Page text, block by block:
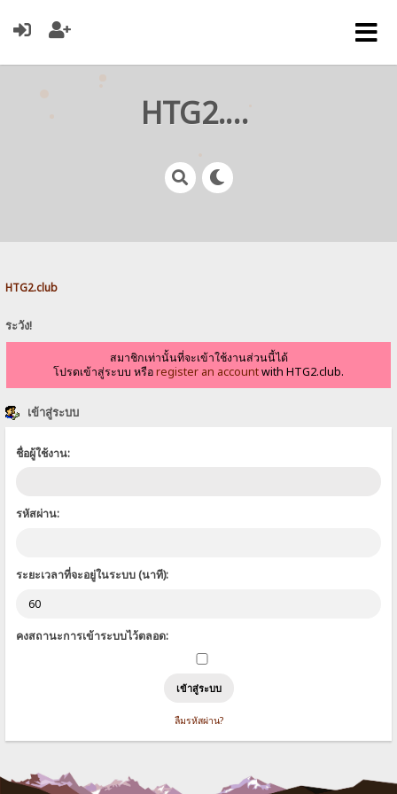
HTG2.club
HTG2.club
ระวัง!
สมาชิกเท่านั้นที่จะเข้าใช้งานส่วนนี้ได้
โปรดเข้าสู่ระบบ หรือregister an accountwith HTG2.club.
เข้าสู่ระบบ
ชื่อผู้ใช้งาน:
รหัสผ่าน:
ระยะเวลาที่จะอยู่ในระบบ (นาที):
คงสถานะการเข้าระบบไว้ตลอด:
ลืมรหัสผ่าน?